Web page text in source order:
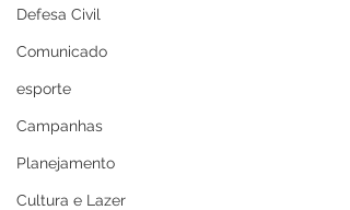
Defesa Civil
Comunicado
esporte
Campanhas
Planejamento
Cultura e Lazer